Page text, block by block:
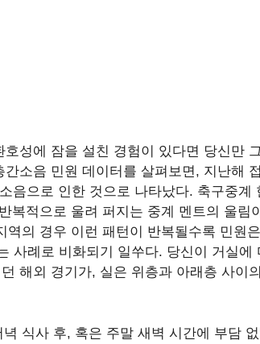
성에 잠을 설친 경험이 있다면 당신만
소음 민원 데이터를 살펴보면, 지난해
음으로 인한 것으로 나타났다. 축구중계
복적으로 울려 퍼지는 중계 멘트의 울림
의 경우 이런 패턴이 반복될수록 민원
사례로 비화되기 일쑤다. 당신이 거실에
해외 경기가, 실은 위층과 아래층 사이
식사 후, 혹은 주말 새벽 시간에 부담